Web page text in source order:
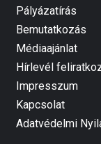
Pályázatírás
Bemutatkozás
Médiaajánlat
Hírlevél
Impresszum
Kapcsolat
Adatvédelmi